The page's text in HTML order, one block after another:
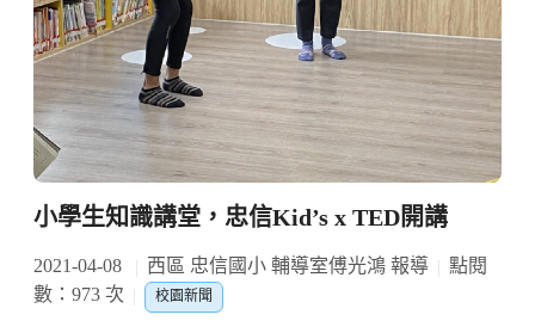
小學生知識講堂，忠信Kid’s x TED開講
2021-04-08 西區 忠信國小 輔導室傅光鴻 報導
點閱
數：973 次
校園新聞